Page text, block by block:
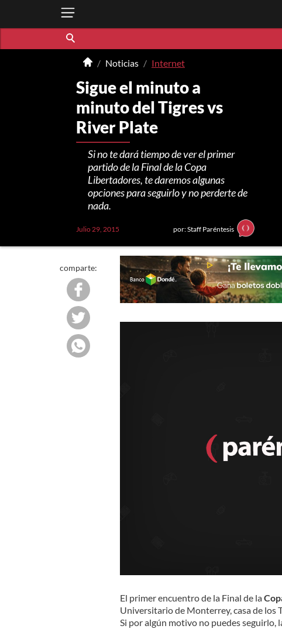
Noticias Internet
Sigue el minuto a
minuto del Tigres vs
River Plate
Si no te dará tiempo de ver el primer
partido de la Final de la Copa
Libertadores, te daremos algunas
opciones para seguirlo y no perderte de
nada.
Julio 29, 2015 por: Staff Paréntesis
comparte:
El primer encuentro de la Final de la
Universitario de Monterrey, casa de los
Si por algún motivo no puedes seguirlo,